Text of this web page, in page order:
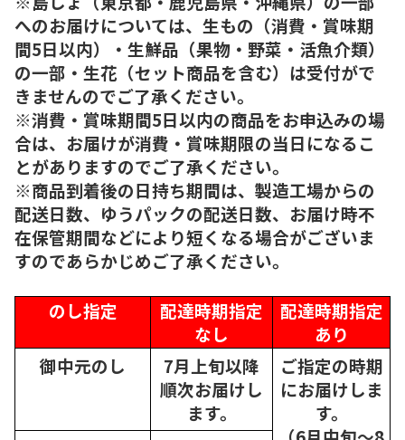
へのお届けについては、生もの（消費・賞味期
間5日以内）・生鮮品（果物・野菜・活魚介類）
の一部・生花（セット商品を含む）は受付がで
きませんのでご了承ください。
※消費・賞味期間5日以内の商品をお申込みの場
合は、お届けが消費・賞味期限の当日になるこ
とがありますのでご了承ください。
※商品到着後の日持ち期間は、製造工場からの
配送日数、ゆうパックの配送日数、お届け時不
在保管期間などにより短くなる場合がございま
すのであらかじめご了承ください。
のし指定
配達時期指定
なし
配達時期指定
あり
御中元のし
7月上旬以降
順次お届けし
ます。
ご指定の時期
にお届けしま
す。